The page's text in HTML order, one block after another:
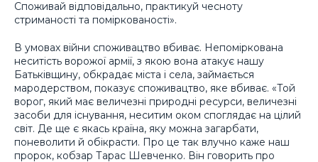
Споживай відповідально, практикуй чесноту
стриманості та поміркованості».
В умовах війни споживацтво вбиває. Непоміркована
неситість ворожої армії, з якою вона атакує нашу
Батьківщину, обкрадає міста і села, займається
мародерством, показує споживацтво, яке вбиває. «Той
ворог, який має величезні природні ресурси, величезні
засоби для існування, неситим оком споглядає на цілий
світ. Де ще є якась країна, яку можна загарбати,
поневолити й обікрасти. Про це так влучно каже наш
пророк, кобзар Тарас Шевченко. Він говорить про